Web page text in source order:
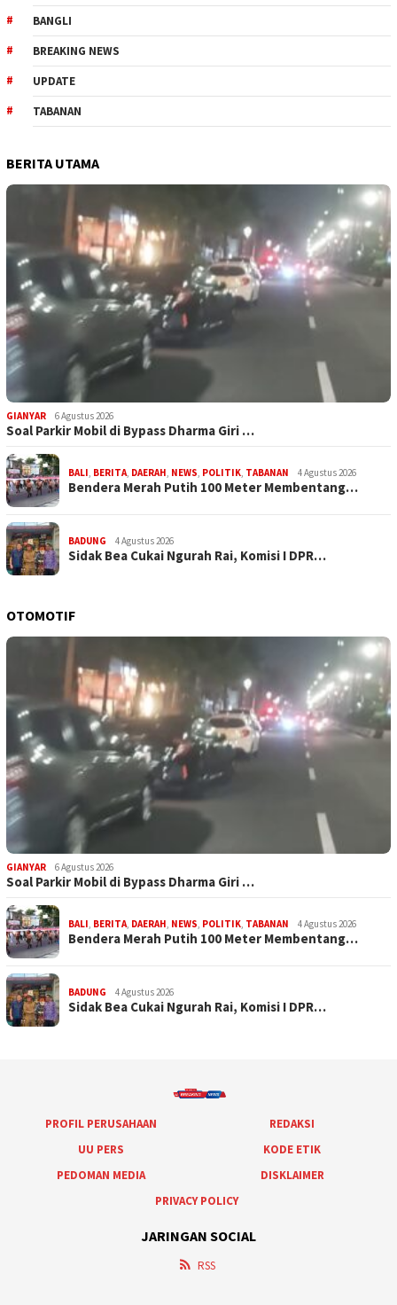
BANGLI
BREAKING NEWS
UPDATE
TABANAN
BERITA UTAMA
GIANYAR 6 Agustus 2026
Soal Parkir Mobil di Bypass Dharma Giri …
BALI BERITA DAERAH NEWS POLITIK TABANAN 4 Agustus 2026
Bendera Merah Putih 100 Meter Membentang…
BADUNG 4 Agustus 2026
Sidak Bea Cukai Ngurah Rai, Komisi I DPR…
OTOMOTIF
GIANYAR 6 Agustus 2026
Soal Parkir Mobil di Bypass Dharma Giri …
BALI, BERITA, DAERAH, NEWS, POLITIK, TABANAN 4 Agustus 2026
Bendera Merah Putih 100 Meter Membentang…
BADUNG 4 Agustus 2026
Sidak Bea Cukai Ngurah Rai, Komisi I DPR…
PROFIL PERUSAHAAN
REDAKSI
UU PERS
KODE ETIK
PEDOMAN MEDIA
DISKLAIMER
PRIVACY POLICY
JARINGAN SOCIAL
RSS